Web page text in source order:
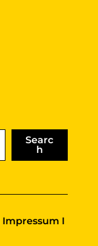
Searc
h
Impressum I